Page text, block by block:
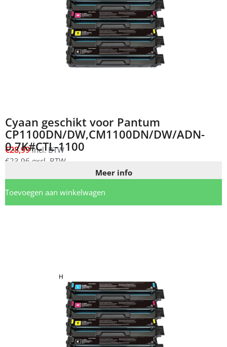
Cyaan geschikt voor Pantum
CP1100DN/DW,CM1100DN/DW/ADN-
0.7K#CTL-1100
€28,99incl. BTW
€23,96 excl. BTW
Meer info
Toevoegen aan winkelwagen